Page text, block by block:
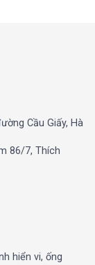
Cầu Giấy, Hà
86/7, Thích
hiển vi, ống